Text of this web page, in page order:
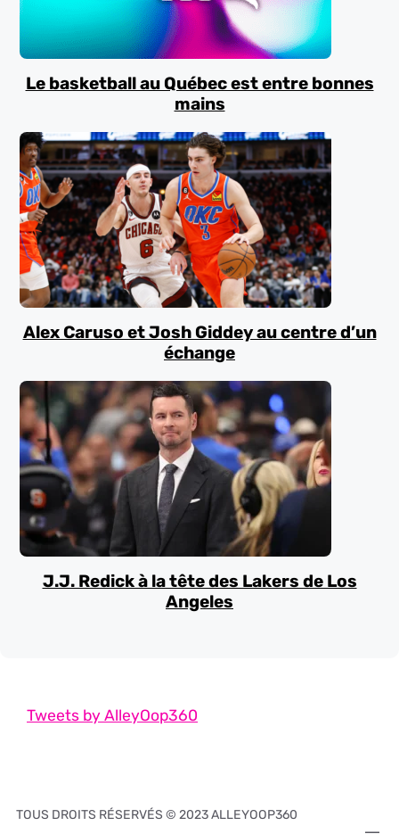
Le basketball au Québec est entre bonnes
mains
Alex Caruso et Josh Giddey au centre d’un
échange
J.J. Redick à la tête des Lakers de Los
Angeles
Tweets by AlleyOop360
TOUS DROITS RÉSERVÉS © 2023 ALLEYOOP360